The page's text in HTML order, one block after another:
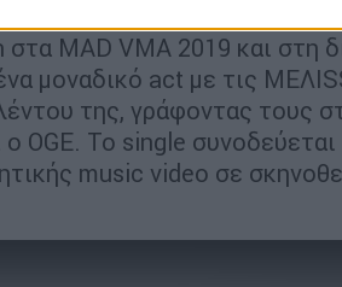
τα hits «
MAD VMA 2019 και στη
μοναδικό act με τις
της, γράφοντας τους
OGE. Το single
music video σε